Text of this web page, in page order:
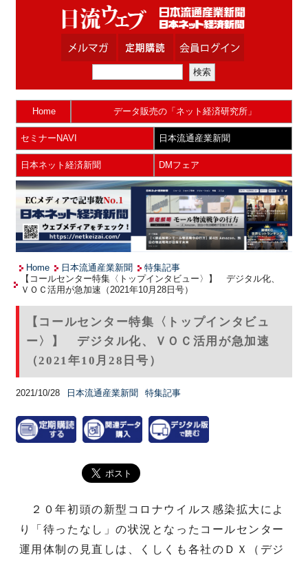
Home データ販売の「ネット経済研究所」
セミナーNAVI 日本流通産業新聞
日本ネット経済新聞 DMフェア
Home 日本流通産業新聞
特集記事
【コールセンター特集〈トップインタビュー〉】 デジタル化、
ＶＯＣ活用が急加速（2021年10月28日号）
【コールセンター特集〈トップインタビュ
ー〉】 デジタル化、ＶＯＣ活用が急加速
（2021年10月28日号）
2021/10/28 日本流通産業新聞 特集記事
２０年初頭の新型コロナウイルス感染拡大によ
り「待ったなし」の状況となったコールセンター
運用体制の見直しは、くしくも各社のＤＸ（デジ